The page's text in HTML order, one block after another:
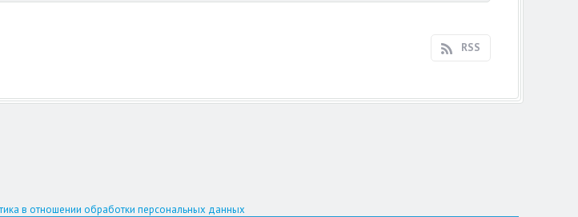
RSS
в отношении обработки персональных данных